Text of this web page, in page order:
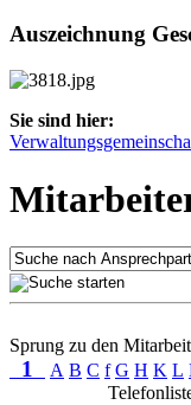
Auszeichnung
Sie sind hier:
Sprung zu den
1 A B C f G H K L